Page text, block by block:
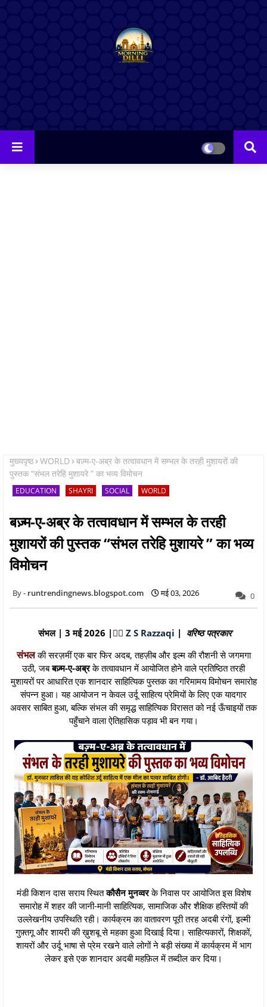
मुख्यपृष्ठ WORLD बज़्म-ए-अब्र के तत्वावधान में सम्भल के तरही मुशायरों की
पुस्तक “संभल तरेहि मुशायरे ” का भव्य विमोचन
EDUCATION SHAYRI SOCIAL WORLD
बज़्म-ए-अब्र के तत्वावधान में सम्भल के तरही
मुशायरों की पुस्तक “संभल तरेहि मुशायरे ” का भव्य
विमोचन
runtrendingnews.blogspot.com मई 03, 2026 0
संभल | 3 मई 2026 | ✍🏻 Z S Razzaqi | वरिष्ठ पत्रकार
संभलकी सरज़मीं एक बार फिर अदब, तहज़ीब और इल्म की रौशनी से जगमगा
उठी, जबबज़्म-ए-अब्रके तत्वावधान में आयोजित होने वाले प्रतिष्ठित तरही
मुशायरों पर आधारित एक शानदार साहित्यिक पुस्तक का गरिमामय विमोचन समारोह
संपन्न हुआ। यह आयोजन न केवल उर्दू साहित्य प्रेमियों के लिए एक यादगार
अवसर साबित हुआ, बल्कि संभल की समृद्ध साहित्यिक विरासत को नई ऊँचाइयों तक
पहुँचाने वाला ऐतिहासिक पड़ाव भी बन गया।
मंडी किशन दास सराय स्थितकौसैन मुनव्वरके निवास पर आयोजित इस विशेष
समारोह में शहर की जानी-मानी साहित्यिक, सामाजिक और शैक्षिक हस्तियों की
उल्लेखनीय उपस्थिति रही। कार्यक्रम का वातावरण पूरी तरह अदबी रंगों, इल्मी
गुफ़्तगू और शायरी की ख़ुशबू से महका हुआ दिखाई दिया। साहित्यकारों, शिक्षकों,
शायरों और उर्दू भाषा से प्रेम रखने वाले लोगों ने बड़ी संख्या में कार्यक्रम में भाग
लेकर इसे एक शानदार अदबी महफ़िल में तब्दील कर दिया।